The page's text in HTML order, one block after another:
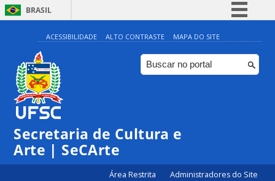
BRASIL
Simplifique!
Comunica BR
Participe
ACESSIBILIDADE ALTO CONTRASTE MAPA DO SITE
Secretaria de Cultura e
Arte | SeCArte
Área Restrita Administradores do Site